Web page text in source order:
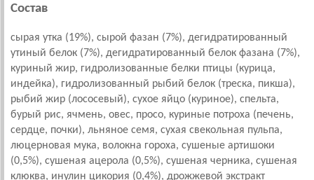
Состав
сырая утка (19%), сырой фазан (7%), дегидратированный
утиный белок (7%), дегидратированный белок фазана (7%),
куриный жир, гидролизованные белки птицы (курица,
индейка), гидролизованный рыбий белок (треска, пикша),
рыбий жир (лососевый), сухое яйцо (куриное), спельта,
бурый рис, ячмень, овес, просо, куриные потроха (печень,
сердце, почки), льняное семя, сухая свекольная пульпа,
люцерновая мука, волокна гороха, сушеные артишоки
(0,5%), сушеная ацерола (0,5%), сушеная черника, сушеная
клюква, инулин цикория (0,4%), дрожжевой экстракт